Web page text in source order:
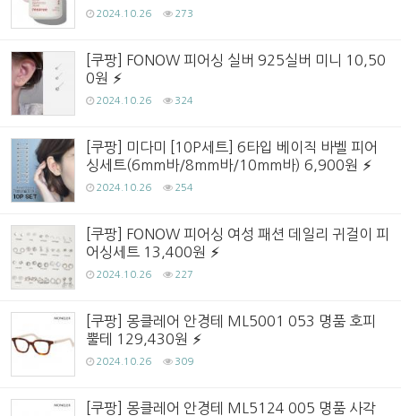
2024.10.26 273
[쿠팡] FONOW 피어싱 실버 925실버 미니 10,50
0원
2024.10.26 324
[쿠팡] 미다미 [10P세트] 6타입 베이직 바벨 피어
싱세트(6mm바/8mm바/10mm바) 6,900원
2024.10.26 254
[쿠팡] FONOW 피어싱 여성 패션 데일리 귀걸이 피
어싱세트 13,400원
2024.10.26 227
[쿠팡] 몽클레어 안경테 ML5001 053 명품 호피
뿔테 129,430원
2024.10.26 309
[쿠팡] 몽클레어 안경테 ML5124 005 명품 사각